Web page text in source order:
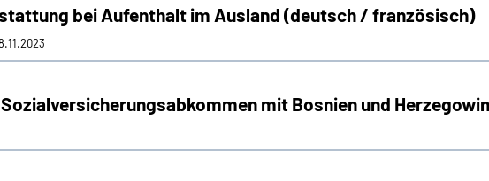
bei Aufenthalt im Ausland (deutsch / französisch)
mit Bosnien und